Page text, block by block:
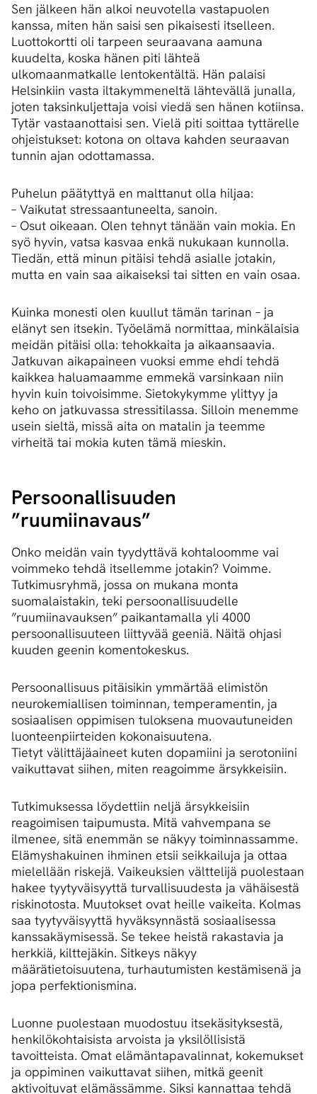
Sen jälkeen hän alkoi neuvotella vastapuolen
kanssa, miten hän saisi sen pikaisesti itselleen.
Luottokortti oli tarpeen seuraavana aamuna
kuudelta, koska hänen piti lähteä
ulkomaanmatkalle lentokentältä. Hän palaisi
Helsinkiin vasta iltakymmeneltä lähtevällä junalla,
joten taksinkuljettaja voisi viedä sen hänen kotiinsa.
Tytär vastaanottaisi sen. Vielä piti soittaa tyttärelle
ohjeistukset: kotona on oltava kahden seuraavan
tunnin ajan odottamassa.
Puhelun päätyttyä en malttanut olla hiljaa:
– Vaikutat stressaantuneelta, sanoin.
– Osut oikeaan. Olen tehnyt tänään vain mokia. En
syö hyvin, vatsa kasvaa enkä nukukaan kunnolla.
Tiedän, että minun pitäisi tehdä asialle jotakin,
mutta en vain saa aikaiseksi tai sitten en vain osaa.
Kuinka monesti olen kuullut tämän tarinan – ja
elänyt sen itsekin. Työelämä normittaa, minkälaisia
meidän pitäisi olla: tehokkaita ja aikaansaavia.
Jatkuvan aikapaineen vuoksi emme ehdi tehdä
kaikkea haluamaamme emmekä varsinkaan niin
hyvin kuin toivoisimme. Sietokykymme ylittyy ja
keho on jatkuvassa stressitilassa. Silloin menemme
usein sieltä, missä aita on matalin ja teemme
virheitä tai mokia kuten tämä mieskin.
Per­soo­nal­li­suu­den
”ruumiinavaus”
Onko meidän vain tyydyttävä kohtaloomme vai
voimmeko tehdä itsellemme jotakin? Voimme.
Tutkimusryhmä, jossa on mukana monta
suomalaistakin, teki persoonallisuudelle
”ruumiinavauksen” paikantamalla yli 4000
persoonallisuuteen liittyvää geeniä. Näitä ohjasi
kuuden geenin komentokeskus.
Persoonallisuus pitäisikin ymmärtää elimistön
neurokemiallisen toiminnan, temperamentin, ja
sosiaalisen oppimisen tuloksena muovautuneiden
luonteenpiirteiden kokonaisuutena.
Tietyt välittäjäaineet kuten dopamiini ja serotoniini
vaikuttavat siihen, miten reagoimme ärsykkeisiin.
Tutkimuksessa löydettiin neljä ärsykkeisiin
reagoimisen taipumusta. Mitä vahvempana se
ilmenee, sitä enemmän se näkyy toiminnassamme.
Elämyshakuinen ihminen etsii seikkailuja ja ottaa
mielellään riskejä. Vaikeuksien välttelijä puolestaan
hakee tyytyväisyyttä turvallisuudesta ja vähäisestä
riskinotosta. Muutokset ovat heille vaikeita. Kolmas
saa tyytyväisyyttä hyväksynnästä sosiaalisessa
kanssakäymisessä. Se tekee heistä rakastavia ja
herkkiä, kilttejäkin. Sitkeys näkyy
määrätietoisuutena, turhautumisten kestämisenä ja
jopa perfektionismina.
Luonne puolestaan muodostuu itsekäsityksestä,
henkilökohtaisista arvoista ja yksilöllisistä
tavoitteista. Omat elämäntapavalinnat, kokemukset
ja oppiminen vaikuttavat siihen, mitkä geenit
aktivoituvat elämässämme. Siksi kannattaa tehdä